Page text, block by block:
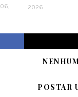
2026
POSTAR